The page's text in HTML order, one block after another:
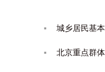
城乡居民基
北京重点群